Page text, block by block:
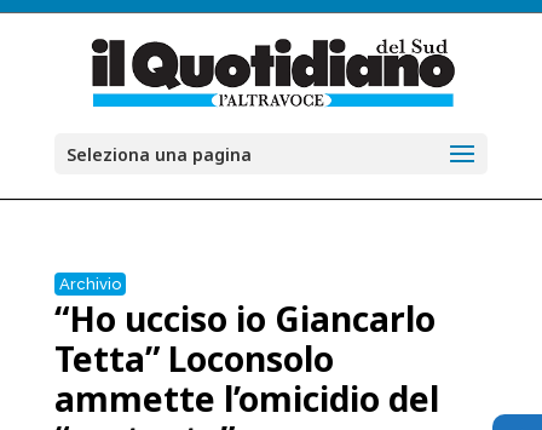
Seleziona una pagina
Archivio
“Ho ucciso io Giancarlo
Tetta” Loconsolo
ammette l’omicidio del